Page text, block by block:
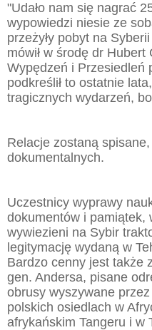
"Udało nam się nagrać
wypowiedzi niesie ze
przeżyły pobyt na
mówił w środę dr
Wypędzeń i Przesiedleń
podkreślił to ostatnie
tragicznych wydarzeń,
Relacje zostaną
dokumentalnych.
Uczestnicy wyprawy
dokumentów i pamiątek,
wywiezieni na Sybir
legitymację wydaną w
Bardzo cenny jest także
gen. Andersa, pisane
obrusy wyszywane
polskich osiedlach w
afrykańskim Tangeru i w